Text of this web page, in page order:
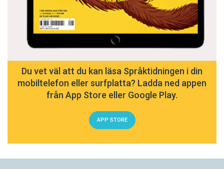
Du vet väl att du kan läsa Språktidningen i din
mobiltelefon eller surfplatta? Ladda ned appen
från App Store eller Google Play.
APP STORE